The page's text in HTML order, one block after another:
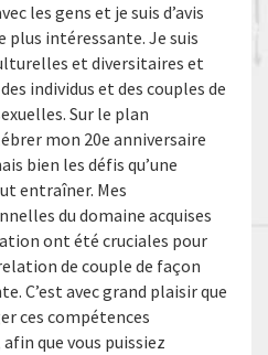
les gens et je suis d’avis
plus intéressante. Je suis
et diversitaires et
individus et des couples de
Sur le plan
mon 20e anniversaire
bien les défis qu’une
entraîner. Mes
du domaine acquises
ont été cruciales pour
de couple de façon
C’est avec grand plaisir que
ces compétences
que vous puissiez